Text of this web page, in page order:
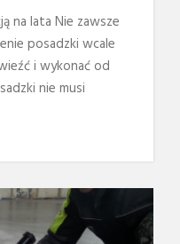
na lata Nie zawsze
posadzki wcale
i wykonać od
nie musi